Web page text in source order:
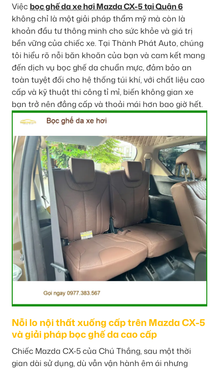
Việc bọc ghế da xe hơi Mazda CX-5 tại Quận 6
không chỉ là một giải pháp thẩm mỹ mà còn là
khoản đầu tư thông minh cho sức khỏe và giá trị
bền vững của chiếc xe. Tại Thành Phát Auto, chúng
tôi hiểu rõ nỗi băn khoăn của bạn và cam kết mang
đến dịch vụ bọc ghế da chuẩn mực, đảm bảo an
toàn tuyệt đối cho hệ thống túi khí, với chất liệu cao
cấp và kỹ thuật thi công tỉ mỉ, biến không gian xe
bạn trở nên đẳng cấp và thoải mái hơn bao giờ hết.
Nỗi lo nội thất xuống cấp trên Mazda CX-5
và giải pháp bọc ghế da cao cấp
Chiếc Mazda CX-5 của Chú Thắng, sau một thời
gian dài sử dụng, dù vẫn vận hành êm ái nhưng